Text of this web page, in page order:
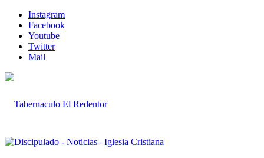
Instagram
Facebook
Youtube
Twitter
Mail